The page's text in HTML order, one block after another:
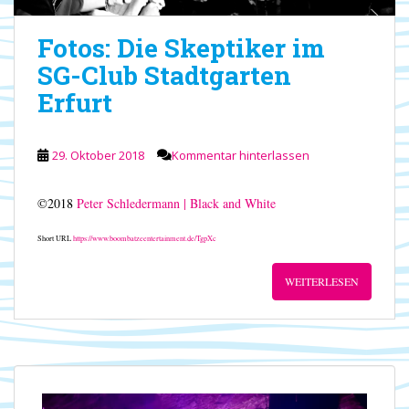
Fotos: Die Skeptiker im
SG-Club Stadtgarten
Erfurt
29. Oktober 2018 Kommentar hinterlassen
©2018 Peter Schledermann | Black and White
Short URLhttps://www.boombatzeentertainment.de/TgpXc
WEITERLESEN